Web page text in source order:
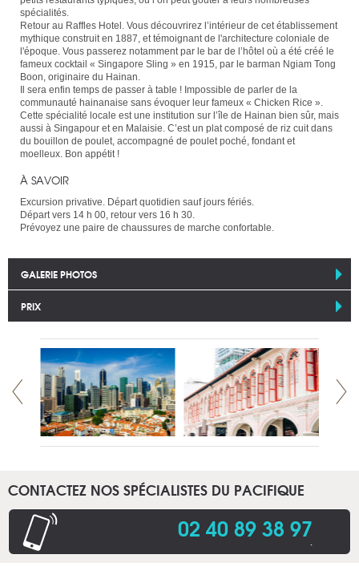
spécialités.
Retour au Raffles Hotel. Vous découvrirez l’intérieur de cet établissement
mythique construit en 1887, et témoignant de l'architecture coloniale de
l'époque. Vous passerez notamment par le bar de l’hôtel où a été créé le
fameux cocktail « Singapore Sling » en 1915, par le barman Ngiam Tong
Boon, originaire du Hainan.
Il sera enfin temps de passer à table ! Impossible de parler de la
communauté hainanaise sans évoquer leur fameux « Chicken Rice ».
Cette spécialité locale est une institution sur l’île de Hainan bien sûr, mais
aussi à Singapour et en Malaisie. C’est un plat composé de riz cuit dans
du bouillon de poulet, accompagné de poulet poché, fondant et
moelleux. Bon appétit !
À SAVOIR
Excursion privative. Départ quotidien sauf jours fériés.
Départ vers 14 h 00, retour vers 16 h 30.
Prévoyez une paire de chaussures de marche confortable.
GALERIE PHOTOS
PRIX
CONTACTEZ NOS SPÉCIALISTES DU PACIFIQUE
02 40 89 38 97.